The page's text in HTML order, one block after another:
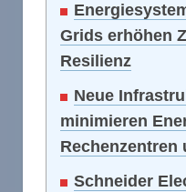
Grids erhöhen
Resilienz
Neue
minimieren
Rechenzentren
Schneider